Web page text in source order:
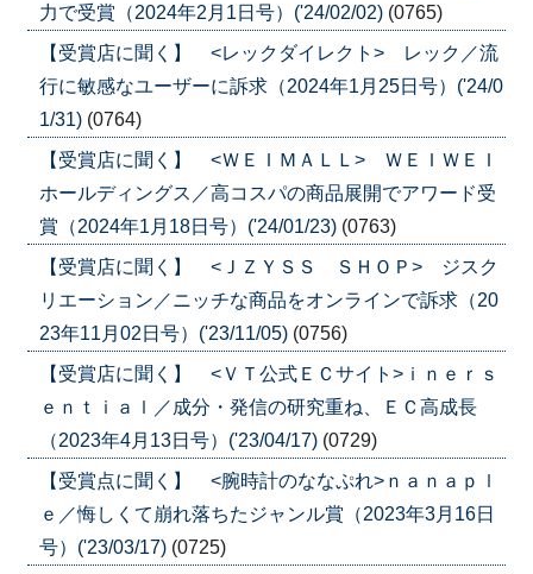
力で受賞（2024年2月1日号）('24/02/02) (0765)
【受賞店に聞く】 <レックダイレクト> レック／流
行に敏感なユーザーに訴求（2024年1月25日号）('24/0
1/31) (0764)
【受賞店に聞く】 <ＷＥＩＭＡＬＬ> ＷＥＩＷＥＩ
ホールディングス／高コスパの商品展開でアワード受
賞（2024年1月18日号）('24/01/23) (0763)
【受賞店に聞く】 <ＪＺＹＳＳ ＳＨＯＰ> ジスク
リエーション／ニッチな商品をオンラインで訴求（20
23年11月02日号）('23/11/05) (0756)
【受賞店に聞く】 <ＶＴ公式ＥＣサイト>ｉｎｅｒｓ
ｅｎｔｉａｌ／成分・発信の研究重ね、ＥＣ高成長
（2023年4月13日号）('23/04/17) (0729)
【受賞点に聞く】 <腕時計のななぷれ>ｎａｎａｐｌ
ｅ／悔しくて崩れ落ちたジャンル賞（2023年3月16日
号）('23/03/17) (0725)